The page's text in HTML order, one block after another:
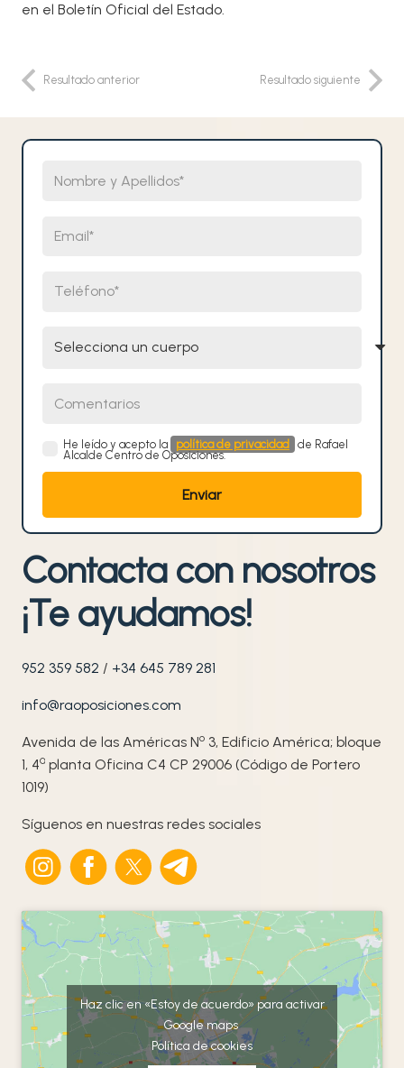
en el Boletín Oficial del Estado.
Resultado anterior Resultado siguiente
He leído y acepto la política de privacidad
de Rafael
Alcalde Centro de Oposiciones.
Contacta con nosotros
¡Te ayudamos!
952 359 582 / +34 645 789 281
info@raoposiciones.com
Avenida de las Américas No 3, Edificio América; bloque
1, 4ª planta Oficina C4 CP 29006 (Código de Portero
1019)
Síguenos en nuestras redes sociales
Haz clic en «Estoy de acuerdo» para activar
Google maps
Política de cookies